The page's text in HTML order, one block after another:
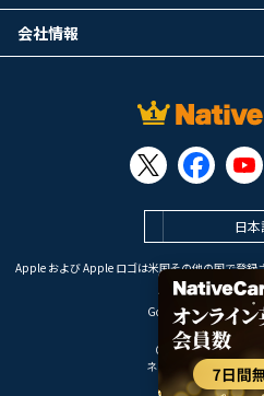
日本
Apple および Apple ロゴは米国その他の国で登
Apple Inc. のサービ
Google Play は Google
Copyright © 2026 オ
ネイティブキャンプ All
会社情報